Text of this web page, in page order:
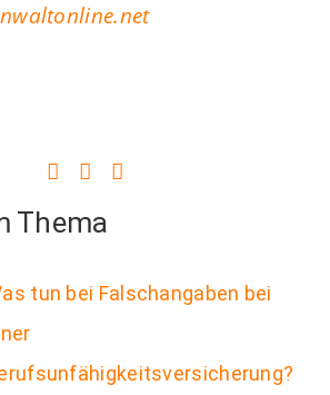
Thema
tun bei Falschangaben bei